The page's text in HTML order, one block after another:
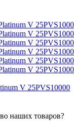
V 25PVS10000
наших товаров?